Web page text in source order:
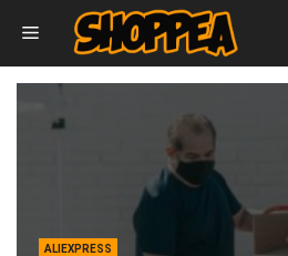
contenido
MENÚ
ALIEXPRESS